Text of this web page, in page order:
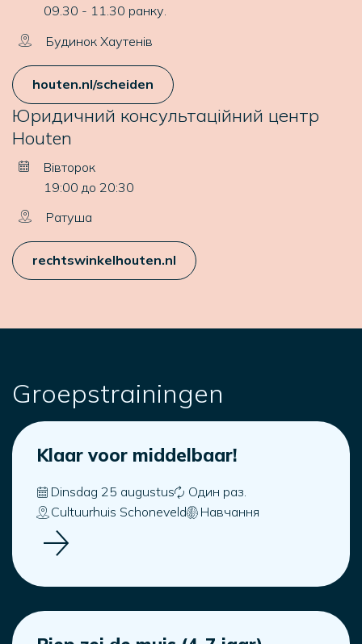
09.30 - 11.30 ранку.
Будинок Хаутенів
houten.nl/scheiden
Юридичний консультаційний центр
Houten
Вівторок
19:00 до 20:30
Ратуша
rechtswinkelhouten.nl
Groepstrainingen
Klaar voor middelbaar!
Dinsdag 25 augustus
Один раз.
Cultuurhuis Schoneveld
Навчання